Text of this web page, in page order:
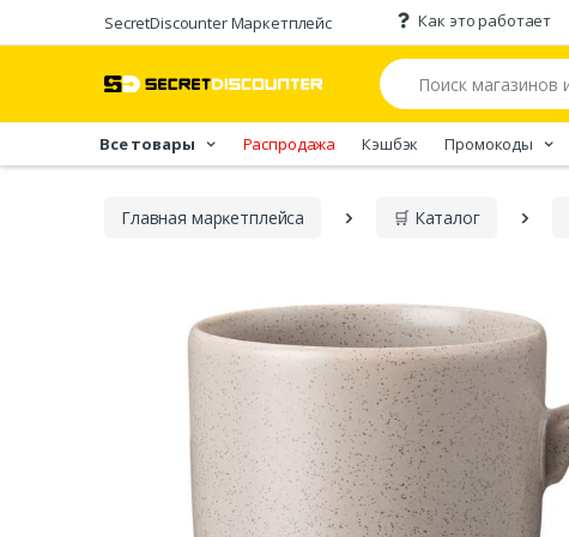
SecretDiscounter Маркетплейс Как это работает
Все товары Распродажа Кэшбэк Промокоды
Главная марĸетплейса 🛒 Каталог